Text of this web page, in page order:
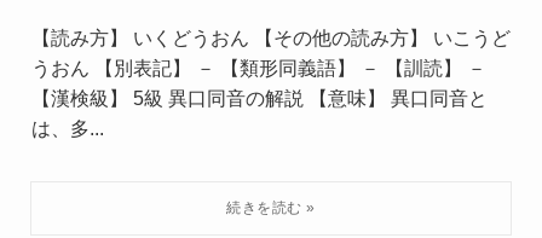
【読み方】 いくどうおん 【その他の読み方】 いこうど
うおん 【別表記】 － 【類形同義語】 － 【訓読】 －
【漢検級】 5級 異口同音の解説 【意味】 異口同音と
は、多...